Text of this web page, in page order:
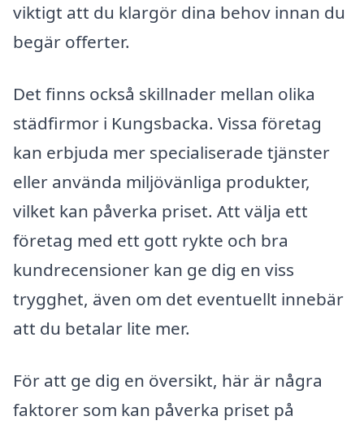
viktigt att du klargör dina behov innan du
begär offerter.
Det finns också skillnader mellan olika
städfirmor i Kungsbacka. Vissa företag
kan erbjuda mer specialiserade tjänster
eller använda miljövänliga produkter,
vilket kan påverka priset. Att välja ett
företag med ett gott rykte och bra
kundrecensioner kan ge dig en viss
trygghet, även om det eventuellt innebär
att du betalar lite mer.
För att ge dig en översikt, här är några
faktorer som kan påverka priset på